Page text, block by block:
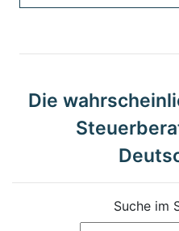
Die
Suche im